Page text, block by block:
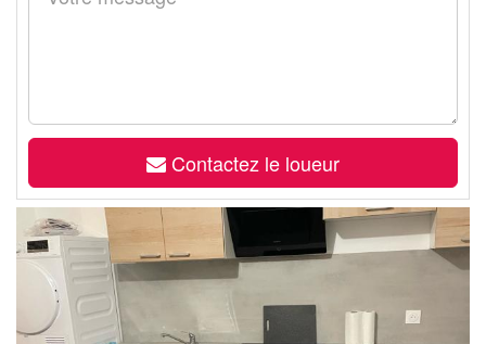
Contactez le loueur